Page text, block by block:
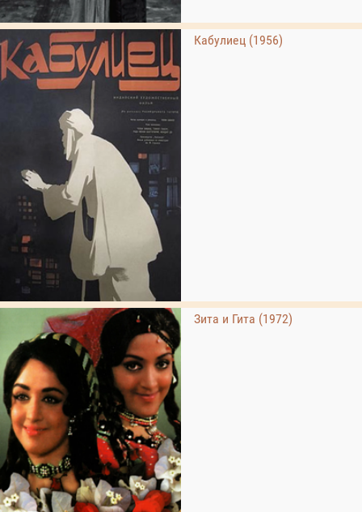
Кабулиец (1956)
Зита и Гита (1972)